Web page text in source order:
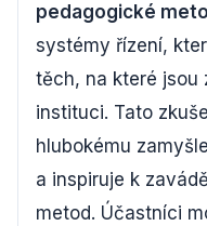
pedagogické
systémy řízení,
těch, na které jsou
instituci. Tato
hlubokému
a inspiruje k
metod. Účastníci